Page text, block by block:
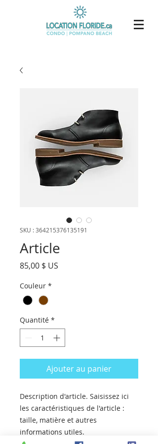
SKU : 364215376135191
Article
85,00 $ US
Couleur *
Quantité *
Ajouter au panier
Description d'article. Saisissez ici
les caractéristiques de l'article :
taille, matière et autres
informations utiles.